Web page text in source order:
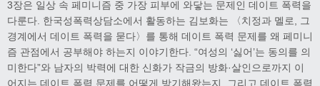
3장은 일상 속 페미니즘 중 가장 피부에 와닿는 문제인 데이트 폭력을
다룬다. 한국성폭력상담소에서 활동하는 김보화는 〈치정과 멜로, 그
경계에서 데이트 폭력을 묻다〉를 통해 데이트 폭력 문제를 왜 페미니
즘 관점에서 공부해야 하는지 이야기한다. “여성의 ‘싫어’는 동의를 의
미한다”와 남자의 박력에 대한 신화가 작금의 방화·살인으로까지 이
어지는 데이트 폭력 문제를 어떻게 방기해왔는지, 그리고 데이트 폭력